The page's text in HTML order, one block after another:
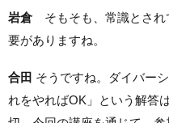
岩倉そもそも、常識とされ
要がありますね。
合田 そうですね。ダイバー
れをやればOK」という解答